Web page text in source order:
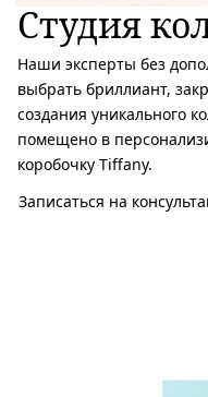
Студия
Наши эксперты без
выбрать бриллиант,
создания уникального
помещено в
коробочку Tiffany.
Записаться на